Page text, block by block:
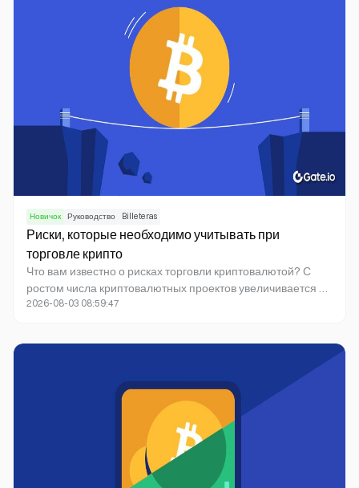
Новичок Руководство Billeteras
Риски, которые необходимо учитывать при
торговле крипто
Что вам известно о рисках торговли криптовалютой? С
ростом числа криптовалютных проектов увеличивается и
количество рисков. Среди них — распространённые
2026-08-03 08:59:47